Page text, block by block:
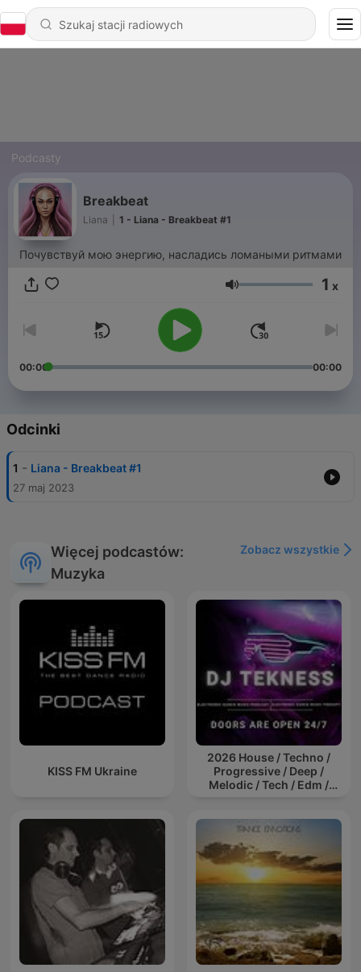
Podcasty
Breakbeat
Liana 1 - Liana - Breakbeat #1
Почувствуй мою энергию, насладись ломаными ритмами
Głośność 1 x
00:00 00:00
Odcinki
1 - Liana - Breakbeat #1
27 maj 2023
Więcej podcastów:
Muzyka
Zobacz wszystkie
KISS FM Ukraine
2026 House / Techno /
Progressive / Deep /
Melodic / Tech / Edm /
Dance Musi